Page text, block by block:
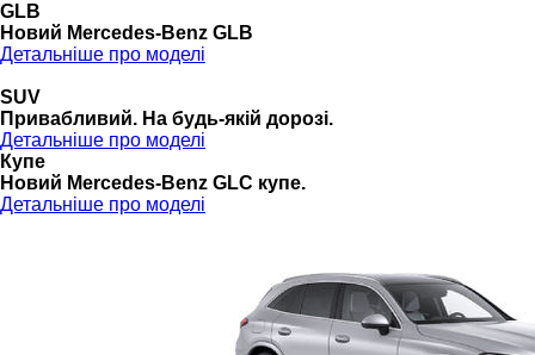
GLB
Новий Mercedes-Benz GLB
Детальніше про моделі
SUV
Привабливий. На будь-якій дорозі.
Детальніше про моделі
Купе
Новий Mercedes-Benz GLС купе.
Детальніше про моделі